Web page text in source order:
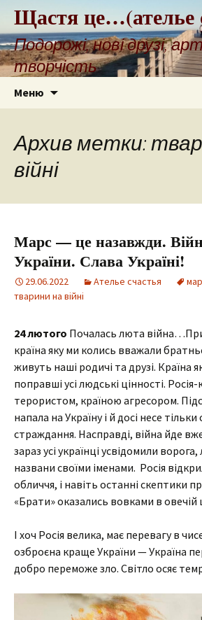
Щастя це…(ателье
Подорожі, нові друзі,
творчість
Меню
Архив метки:
війні
Марс — це назавжди.
України. Слава Україні!
29.06.2022 Ателье счастья
тварини на війні
24 лютого Почалась люта
країна яку ми колись вважали
живуть наші родичі та друзі. Країна
поправші усі людські цінності.
терористом, країною агресором.
напала на Україну і й досі несе
страждання. Насправді, війна йде
зараз усі українці усвідомили
названи своїми іменами. Росія
обличчя, і навіть останні скептики
«Брати» оказались вовками в овечій
І хоч Росія велика, має перевагу в
озброєна краще України — Україна
добро переможе зло. Світло осяє